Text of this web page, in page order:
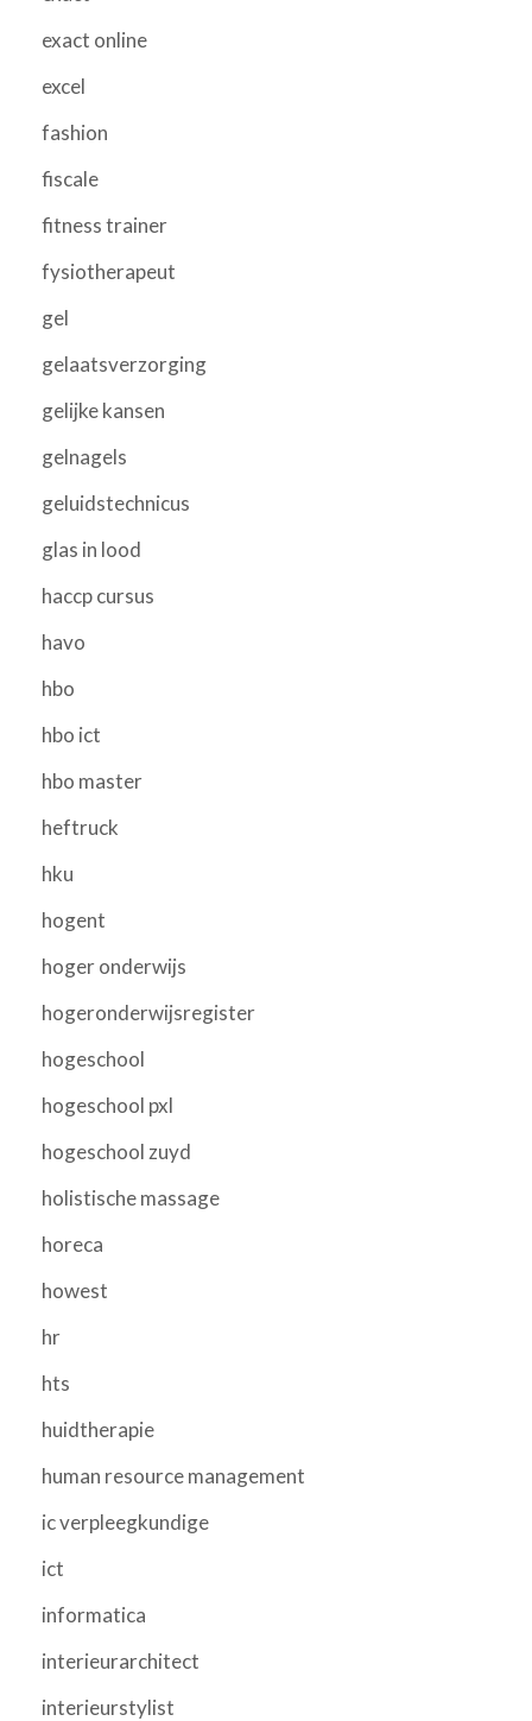
exact online
excel
fashion
fiscale
fitness trainer
fysiotherapeut
gel
gelaatsverzorging
gelijke kansen
gelnagels
geluidstechnicus
glas in lood
haccp cursus
havo
hbo
hbo ict
hbo master
heftruck
hku
hogent
hoger onderwijs
hogeronderwijsregister
hogeschool
hogeschool pxl
hogeschool zuyd
holistische massage
horeca
howest
hr
hts
huidtherapie
human resource management
ic verpleegkundige
ict
informatica
interieurarchitect
interieurstylist